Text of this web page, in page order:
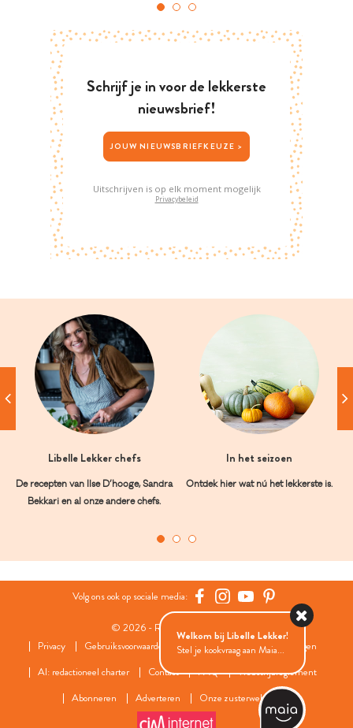
Schrijf je in voor de lekkerste
nieuwsbrief!
JOUW NIEUWSBRIEFKEUZE >
Uitschrijven is op elk moment mogelijk
Privacybeleid
Libelle Lekker chefs
De recepten van Ilse D’hooge, Sandra
Bekkari en al onze andere chefs.
In het seizoen
Ontdek hier wat nú het lekkerste is.
Volg ons ook op sociale media:
© 2026 - Roularta Media Group
Privacy
Gebruiksvoorwaarden Cookies
Cookies instellingen
AI: redactioneel charter
Contact FAQ
Wedstrijdreglement
Abonneren
Adverteren Onze zusterwebsites
Welkom bij Libelle Lekker!
Stel je kookvraag aan Maia...